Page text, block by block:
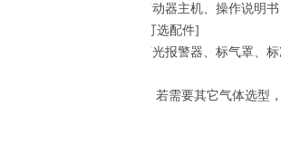
变动器主机、操作说明书
可选配件]
声光报警器、标气罩、
★ 若需要其它气体选型